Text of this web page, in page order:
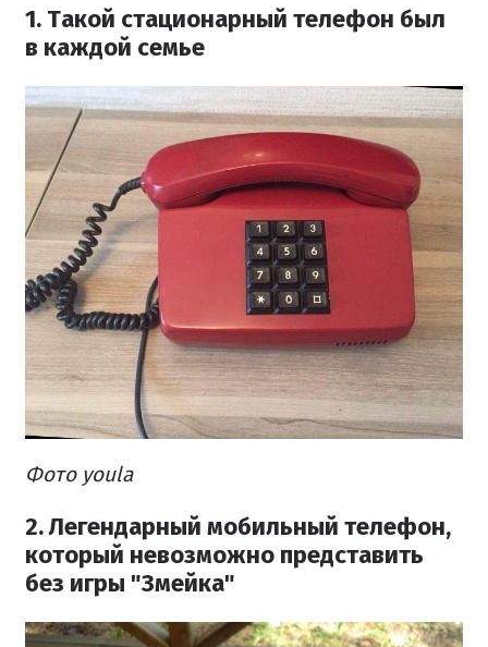
1. Такой стационарный телефон был
в каждой семье
Фото youla
2. Легендарный мобильный телефон,
который невозможно представить
без игры "Змейка"